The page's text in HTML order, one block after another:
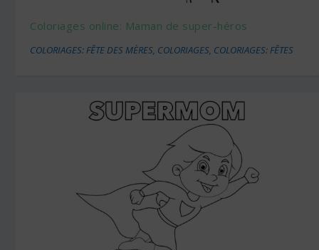
Coloriages online: Maman de super-héros
COLORIAGES: FÊTE DES MÈRES, COLORIAGES, COLORIAGES: FÊTES